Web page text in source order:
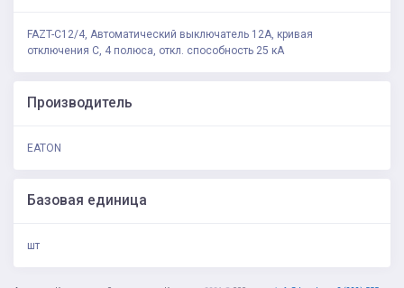
FAZT-C12/4, Автоматический выключатель 12А, кривая
отключения С, 4 полюса, откл. способность 25 кА
Производитель
EATON
Базовая единица
шт